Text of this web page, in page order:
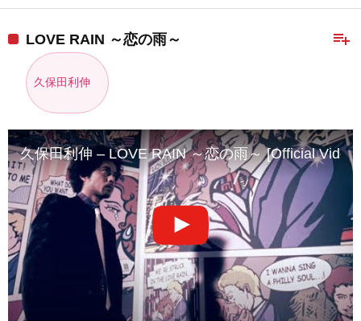
playlist_add
LOVE RAIN ～恋の雨～
久保田利伸
久保田利伸 – LOVE RAIN ～恋の雨～ [Official Video